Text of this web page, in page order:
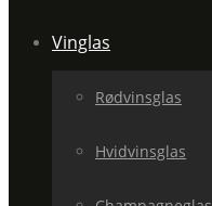
Vinglas
Rødvinsglas
Hvidvinsglas